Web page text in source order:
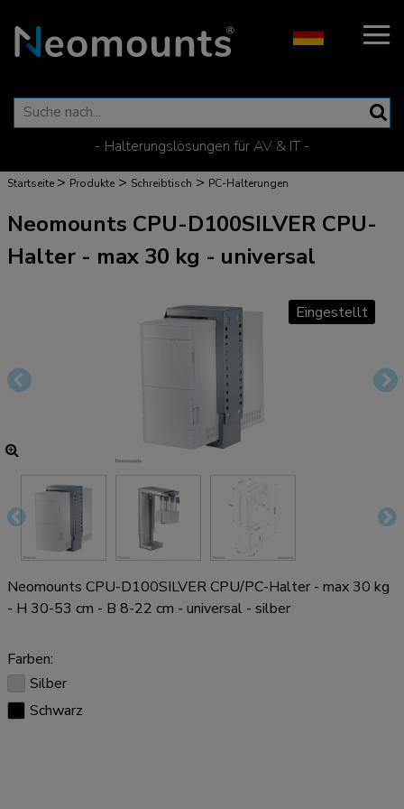
- Halterungslösungen für AV & IT -
Startseite > Produkte > Schreibtisch > PC-Halterungen
Neomounts CPU-D100SILVER CPU-
Halter - max 30 kg - universal
Eingestellt
Neomounts CPU-D100SILVER CPU/PC-Halter - max 30 kg
- H 30-53 cm - B 8-22 cm - universal - silber
Farben:
Silber
Schwarz